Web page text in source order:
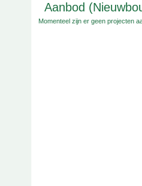
Aanbod
Momenteel zijn er geen projecten